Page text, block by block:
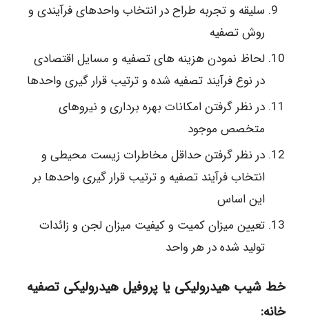
سلیقه و تجربه طراح در انتخاب واحدهای فرآیندی و
روش تصفیه
لحاظ نمودن هزینه های تصفیه و مسایل اقتصادی
در نوع فرآیند تصفیه شده و ترتیب قرار گیری واحدها
در نظر گرفتن امکانات بهره برداری و نیروهای
متخصص موجود
در نظر گرفتن حداقل مخاطرات زیست محیطی و
انتخاب فرآیند تصفیه و ترتیب قرار گیری واحدها بر
این اساس
تعیین میزان کمیت و کیفیت میزان لجن و زائدات
تولید شده در هر واحد
خط شیب هیدرولیکی یا پروفیل هیدرولیکی تصفیه
خانه: